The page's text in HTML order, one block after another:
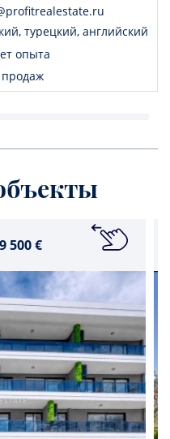
турецкий, английский
опыта
продаж
500 €